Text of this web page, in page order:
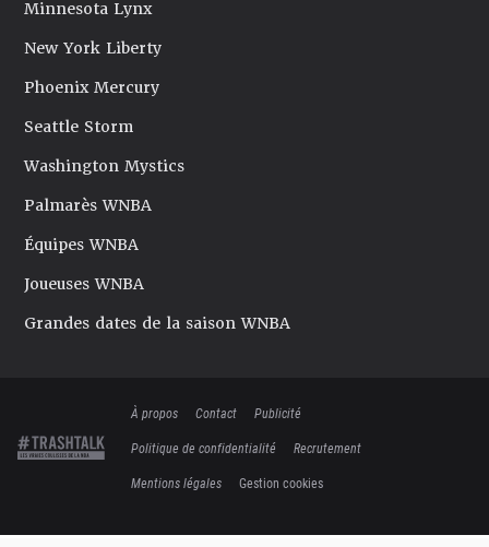
Minnesota Lynx
New York Liberty
Phoenix Mercury
Seattle Storm
Washington Mystics
Palmarès WNBA
Équipes WNBA
Joueuses WNBA
Grandes dates de la saison WNBA
À propos Contact
Publicité
Politique de confidentialité
Recrutement
Mentions légales
Gestion cookies